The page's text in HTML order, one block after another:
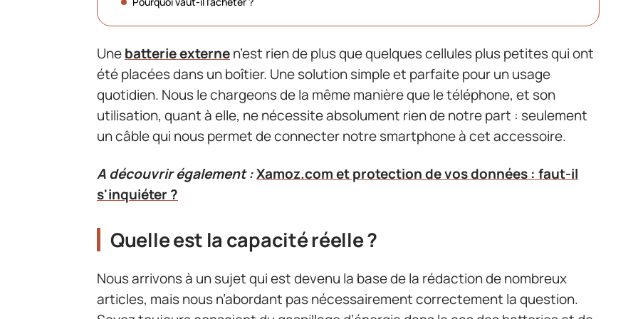
Unebatterie externen’est rien de plus que quelques cellules plus petites qui ont
été placées dans un boîtier. Une solution simple et parfaite pour un usage
quotidien. Nous le chargeons de la même manière que le téléphone, et son
utilisation, quant à elle, ne nécessite absolument rien de notre part : seulement
un câble qui nous permet de connecter notre smartphone à cet accessoire.
A découvrir également :Xamoz.com et protection de vos données : faut-il
s'inquiéter ?
Quelle est la capacité réelle ?
Nous arrivons à un sujet qui est devenu la base de la rédaction de nombreux
articles, mais nous n’abordant pas nécessairement correctement la question.